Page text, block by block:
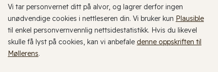
Vi tar personvernet ditt på alvor, og lagrer derfor ingen
unødvendige cookies i nettleseren din. Vi bruker kun Plausible
til enkel personvernvennlig nettsidestatistikk. Hvis du likevel
skulle få lyst på cookies, kan vi anbefale denne oppskriften til
Møllerens.